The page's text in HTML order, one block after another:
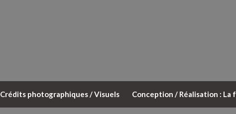
Crédits photographiques / Visuels Conception / Réalisation : La